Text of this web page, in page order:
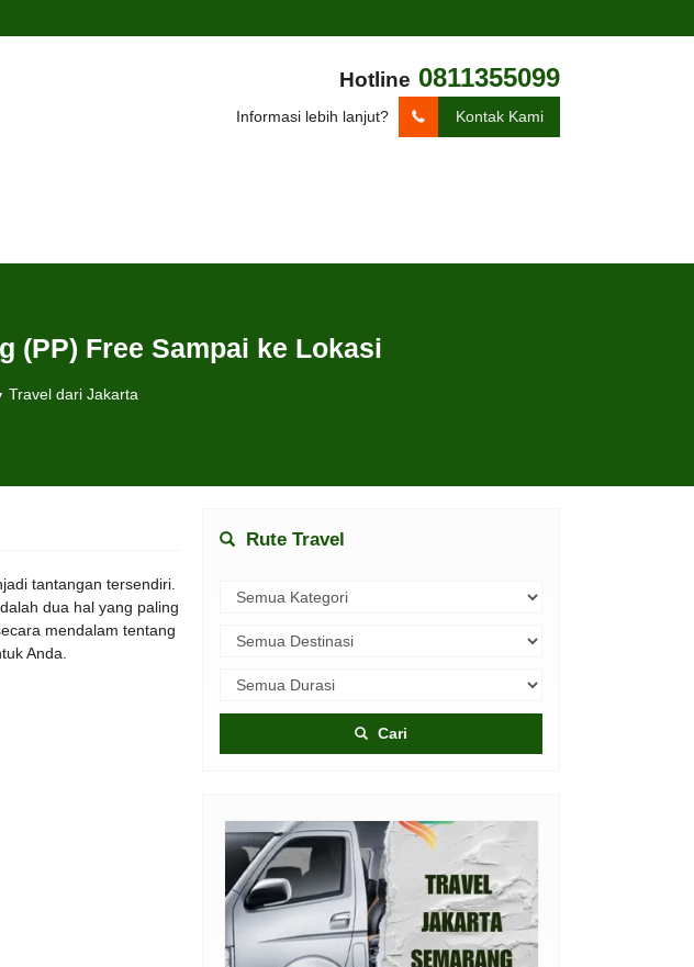
Hotline 0811355099
Informasi lebih lanjut? Kontak Kami
(PP) Free Sampai ke Lokasi
Travel dari Jakarta
tantangan tersendiri.
dua hal yang paling
mendalam tentang
Anda.
Rute Travel
Cari